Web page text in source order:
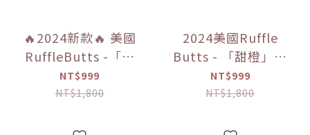
🔥2024新款🔥 美國
RuffleButts -「公
主閃亮/小屋茶扇
形」 兩件式長袖泳
NT$999
NT$1,800
2024美國Ruffle
Butts - 「甜橙」長
袖拉鍊防曬衣 2 件
套 【優惠限定】
NT$999
NT$1,800